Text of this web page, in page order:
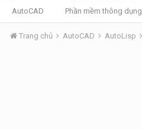
AutoCAD Phần mềm thông dụng
Trang chủ AutoCAD AutoLisp